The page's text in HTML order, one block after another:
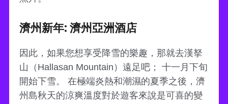
濟州新年: 濟州亞洲酒店
因此，如果您想享受降雪的樂趣，那就去漢拏
山（Hallasan Mountain）遠足吧； 十一月下旬
開始下雪。 在極端炎熱和潮濕的夏季之後，濟
州島秋天的涼爽溫度對於遊客來說是可喜的變